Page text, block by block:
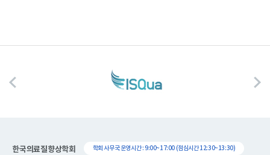
한국의료질향상학회 학회 사무국 운영시간 : 9:00~17:00 (점심시간 12:30~13:30)